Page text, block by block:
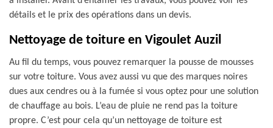
détails et le prix des opérations dans un devis.
Nettoyage de toiture en Vigoulet Auzil
Au fil du temps, vous pouvez remarquer la pousse de mousses
sur votre toiture. Vous avez aussi vu que des marques noires
dues aux cendres ou à la fumée si vous optez pour une solution
de chauffage au bois. L’eau de pluie ne rend pas la toiture
propre. C’est pour cela qu’un nettoyage de toiture est